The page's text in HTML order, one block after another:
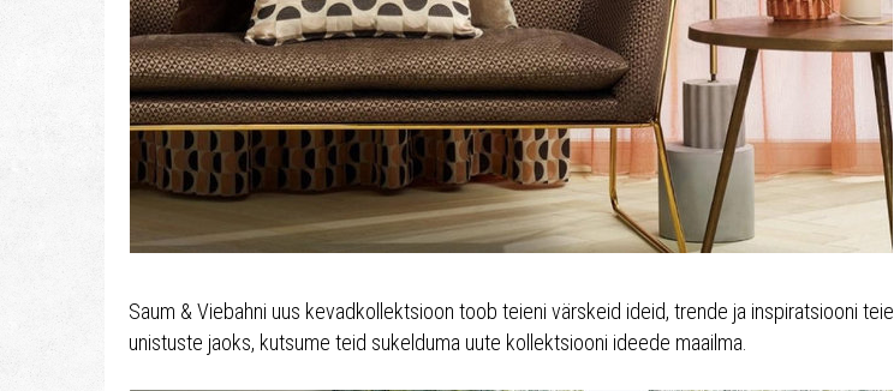
Saum & Viebahni uus kevadkollektsioon toob teieni värskeid ideid, trende ja inspiratsiooni teie
unistuste jaoks, kutsume teid sukelduma uute kollektsiooni ideede maailma.